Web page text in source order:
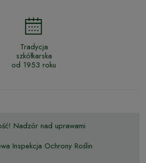
Tradycja
szkółkarska
od 1953 roku
Nadzór nad uprawami
Inspekcja Ochrony Roślin